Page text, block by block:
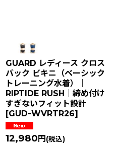
GUARD レディース クロス
バック ビキニ（ベーシック
トレーニング水着）｜
RIPTIDE RUSH｜締め付け
すぎないフィット設計
[GUD-WVRTR26]
12,980 円 (税込)